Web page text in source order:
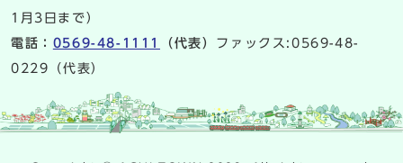
1月3日まで）
電話： 0569-48-1111 （代表） ファックス:0569-48-
0229（代表）